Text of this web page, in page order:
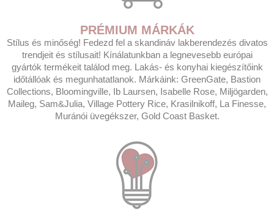
PRÉMIUM MÁRKÁK
Stílus és minőség! Fedezd fel a skandináv lakberendezés divatos
trendjeit és stílusait! Kínálatunkban a legnevesebb európai
gyártók termékeit találod meg. Lakás- és konyhai kiegészítőink
időtállóak és megunhatatlanok. Márkáink: GreenGate, Bastion
Collections, Bloomingville, Ib Laursen, Isabelle Rose, Miljögarden,
Maileg, Sam&Julia, Village Pottery Rice, Krasilnikoff, La Finesse,
Muránói üvegékszer, Gold Coast Basket.